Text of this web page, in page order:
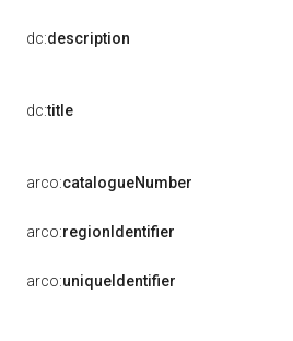
dc:description
dc:title
arco:catalogueNumber
arco:regionIdentifier
arco:uniqueIdentifier